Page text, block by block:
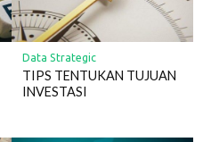
Data Strategic
TIPS TENTUKAN TUJUAN
INVESTASI